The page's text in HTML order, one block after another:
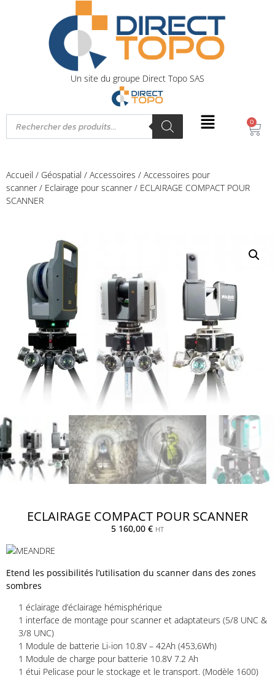
Un site du groupe Direct Topo SAS
0
Accueil / Géospatial / Accessoires / Accessoires pour
scanner/ Eclairage pour scanner/ ECLAIRAGE COMPACT POUR
SCANNER
ECLAIRAGE COMPACT POUR SCANNER
5 160,00 € HT
Etend les possibilités l’utilisation du scanner dans des zones
sombres
1 éclairage d’éclairage hémisphérique
1 interface de montage pour scanner et adaptateurs (5/8 UNC &
3/8 UNC)
1 Module de batterie Li-ion 10.8V – 42Ah (453,6Wh)
1 Module de charge pour batterie 10.8V 7.2 Ah
1 étui Pelicase pour le stockage et le transport. (Modèle 1600)